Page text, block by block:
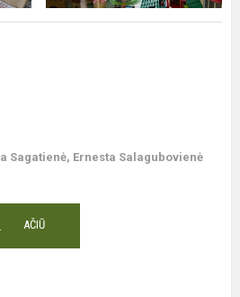
Sagatienė, Ernesta Salagubovienė
AČIŪ